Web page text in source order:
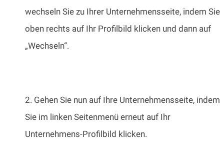
wechseln Sie zu Ihrer Unternehmensseite, indem Sie
oben rechts auf Ihr Profilbild klicken und dann auf
„Wechseln“.
2. Gehen Sie nun auf Ihre Unternehmensseite, indem
Sie im linken Seitenmenü erneut auf Ihr
Unternehmens-Profilbild klicken.